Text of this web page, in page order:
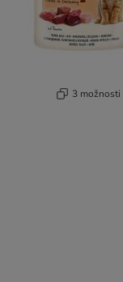
3 možnosti